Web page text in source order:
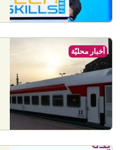
أخبار محليّة